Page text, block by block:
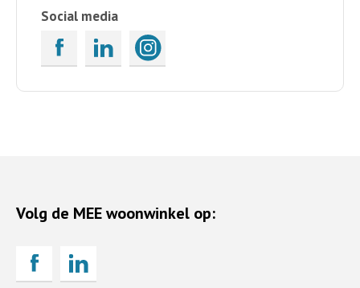
Social media
Volg de MEE woonwinkel op: